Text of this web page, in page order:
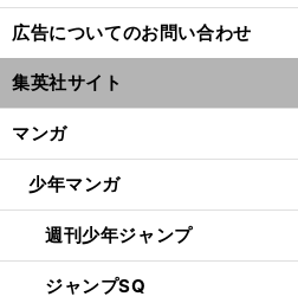
広告についてのお問い合わせ
集英社サイト
マンガ
少年マンガ
週刊少年ジャンプ
ジャンプSQ